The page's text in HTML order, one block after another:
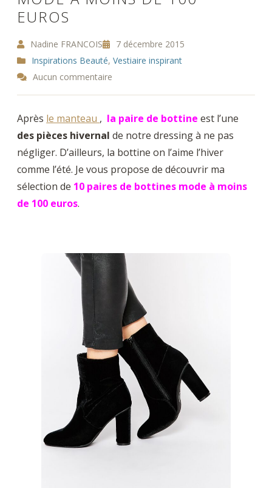
EUROS
Nadine FRANCOIS
7 décembre 2015
Inspirations Beauté,Vestiaire inspirant
Aucun commentaire
Après le manteau , la paire de bottine est l’une
des pièces hivernal de notre dressing à ne pas
négliger. D’ailleurs, la bottine on l’aime l’hiver
comme l’été. Je vous propose de découvrir ma
sélection de 10 paires de bottines mode à moins
de 100 euros.